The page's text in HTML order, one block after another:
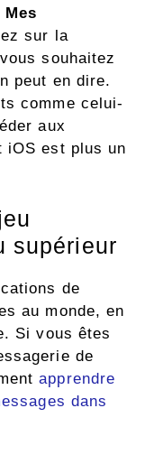
Mes
sur la
souhaitez
peut en dire.
comme celui-
aux
iOS est plus un
supérieur
de
au monde, en
Si vous êtes
de
apprendre
dans